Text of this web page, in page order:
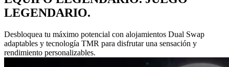
LEGENDARIO.
Desbloquea tu máximo potencial con alojamientos Dual Swap
adaptables y tecnología TMR para disfrutar una sensación y
rendimiento personalizables.